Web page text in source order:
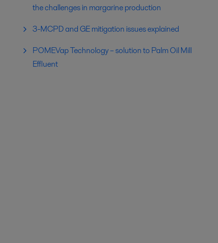
the challenges in margarine production
3-MCPD and GE mitigation issues explained
POMEVap Technology – solution to Palm Oil Mill
Effluent